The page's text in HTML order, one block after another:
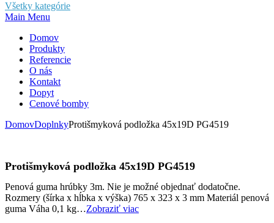
Všetky kategórie
Main Menu
Domov
Produkty
Referencie
O nás
Kontakt
Dopyt
Cenové bomby
DomovDoplnkyProtišmyková podložka 45x19D PG4519
Protišmyková podložka 45x19D PG4519
Penová guma hrúbky 3m. Nie je možné objednať dodatočne.
Rozmery (šírka x hĺbka x výška) 765 x 323 x 3 mm Materiál penová
guma Váha 0,1 kg…Zobraziť viac